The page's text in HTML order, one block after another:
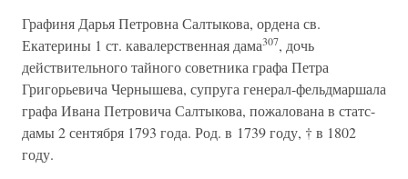
Графиня Дарья Петровна Салтыкова, ордена св.
Екатерины 1 ст. кавалерственная дама307, дочь
действительного тайного советника графа Петра
Григорьевича Чернышева, супруга генерал-фельдмаршала
графа Ивана Петровича Салтыкова, пожалована в статс-
дамы 2 сентября 1793 года. Род. в 1739 году, † в 1802
году.